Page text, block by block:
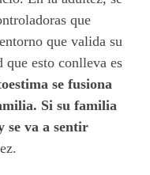
que
que valida su
que esto conlleva es
se fusiona
Si su familia
se va a sentir